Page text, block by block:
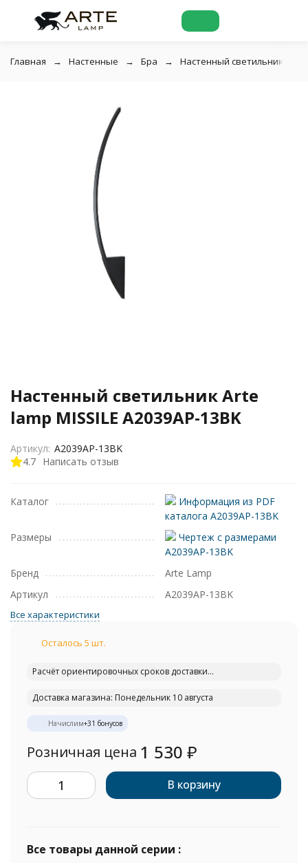
Главная Настенные Бра Настенный светильник Arte
Настенный светильник Arte
lamp MISSILE A2039AP-13BK
4.7 Написать отзыв
Артикул: A2039AP-13BK
Каталог
Информация из PDF
каталога A2039AP-13BK
Размеры
Чертеж с размерами
A2039AP-13BK
Бренд
Arte Lamp
Артикул
A2039AP-13BK
Все характеристики
Осталось 5 шт.
Расчёт ориентировочных сроков доставки...
Доставка магазина: Понедельник 10 августа
Начислим+31 бонусов
Розничная цена 1 530 ₽
В корзину
Все товары данной серии :